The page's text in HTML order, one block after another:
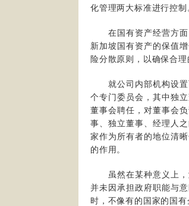
化管理两大标准进行控制
在国有资产经营方面
新加坡国有资产的保值
险分散原则，以确保合理
就公司内部机构设置
个专门委员会，其中独
董事会聘任，对董事会
事、独立董事、经理人
家作为所有者的地位清
的作用。
虽然在某种意义上，
并未因承担政府职能与
时，不像有的国家的国